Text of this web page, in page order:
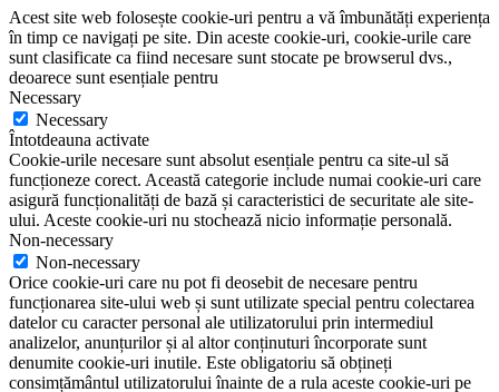
Acest site web folosește cookie-uri pentru a vă îmbunătăți experiența
în timp ce navigați pe site. Din aceste cookie-uri, cookie-urile care
sunt clasificate ca fiind necesare sunt stocate pe browserul dvs.,
deoarece sunt esențiale pentru
Necessary
Necessary
Întotdeauna activate
Cookie-urile necesare sunt absolut esențiale pentru ca site-ul să
funcționeze corect. Această categorie include numai cookie-uri care
asigură funcționalități de bază și caracteristici de securitate ale site-
ului. Aceste cookie-uri nu stochează nicio informație personală.
Non-necessary
Non-necessary
Orice cookie-uri care nu pot fi deosebit de necesare pentru
funcționarea site-ului web și sunt utilizate special pentru colectarea
datelor cu caracter personal ale utilizatorului prin intermediul
analizelor, anunțurilor și al altor conținuturi încorporate sunt
denumite cookie-uri inutile. Este obligatoriu să obțineți
consimțământul utilizatorului înainte de a rula aceste cookie-uri pe